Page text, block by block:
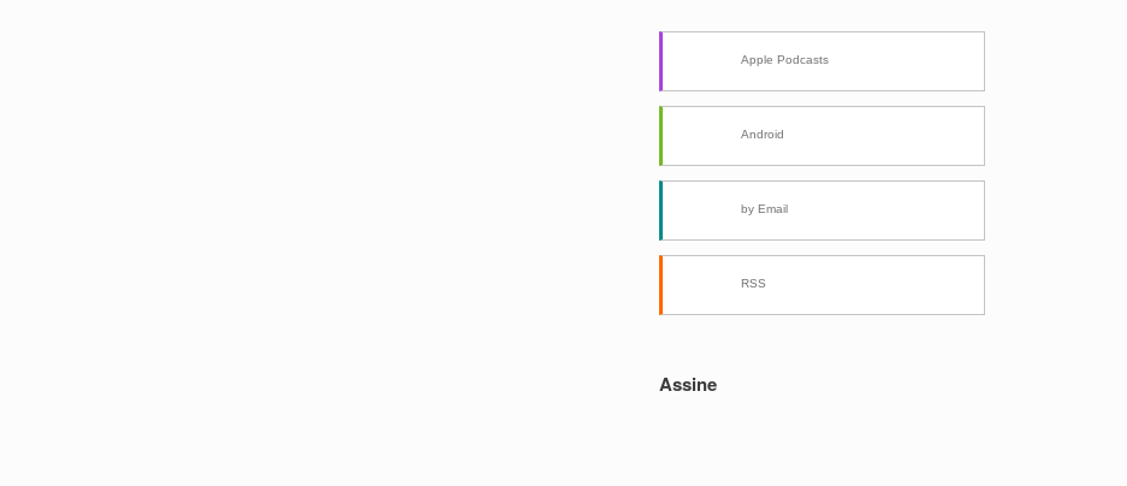
Apple Podcasts
Android
by Email
RSS
Assine